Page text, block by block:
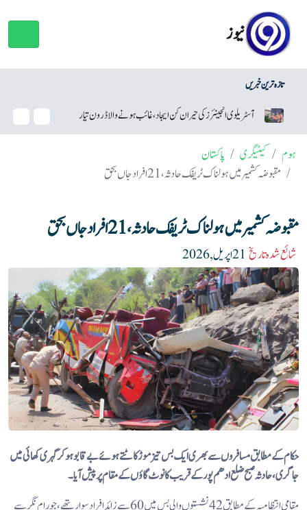
نیوز
تازہ ترین خبریں
آسٹریلوی انجینئرز کی حیران کن ایجاد، غائب ہونے والا ڈرون تیار سام
ہوم کیٹیگری
پاکستان
مقبوضہ کشمیر میں ہولناک ٹریفک حادثہ، 21 افراد جاں بحق
مقبوضہ کشمیر میں ہولناک ٹریفک حادثہ، 21 افراد جاں بحق
شائع شدہ تاریخ
حکام کے مطابق مسافروں سے بھری ایک بس تیز موڑ کاٹتے ہوئے بے قابو ہو کر گہری کھائی میں
جا گری، حادثہ صبح ضلع ادھم پور کے قریب کانوٹ گاؤں کے مقام پر پیش آیا۔
مقامی انتظامیہ کے مطابق 42 نشستوں والی بس میں 60 سے زائد افراد سوار تھے، جو رام نگر سے